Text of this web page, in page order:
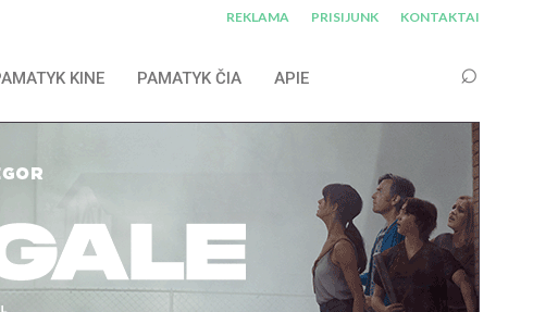
REKLAMA PRISIJUNK KONTAKTAI
KINE PAMATYK ČIA APIE